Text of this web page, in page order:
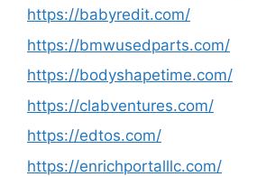
https://babyredit.com/
https://bmwusedparts.com/
https://bodyshapetime.com/
https://clabventures.com/
https://edtos.com/
https://enrichportalllc.com/